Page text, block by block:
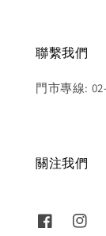
聯繫我們
門市專線:
關注我們